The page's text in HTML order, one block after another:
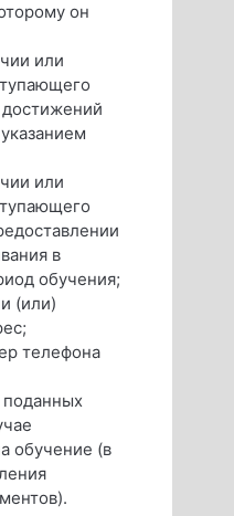
он
или
или
в
обучения;
(или)
телефона
поданных
обучение (в